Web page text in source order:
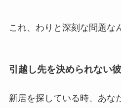
これ、わりと深刻な問題な
引越し先を決められない
新居を探している時、あな